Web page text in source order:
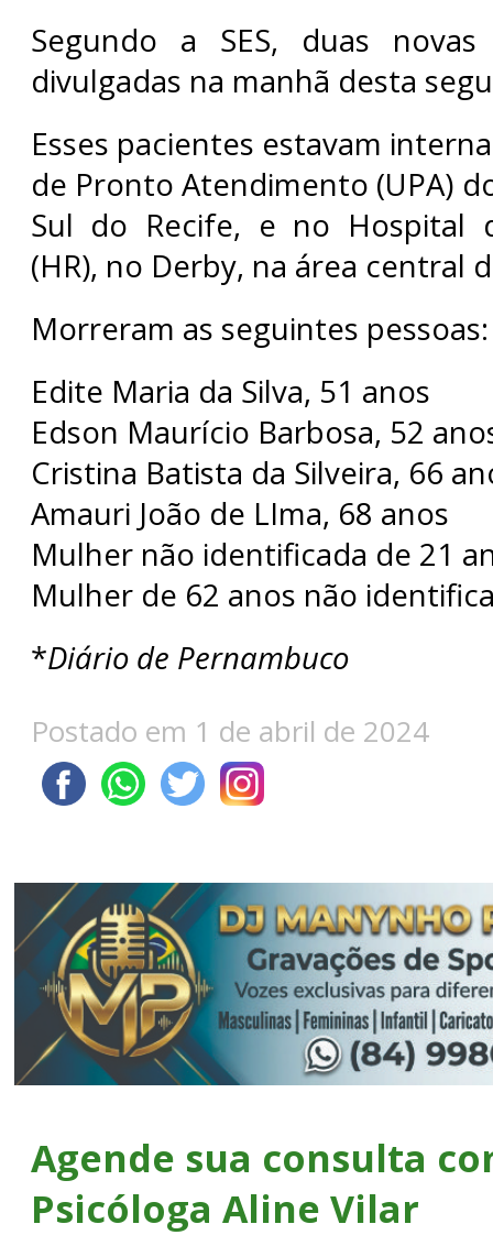
Segundo a SES, duas
divulgadas na manhã desta
Esses pacientes estavam
de Pronto Atendimento (UPA)
Sul do Recife, e no Hospital
(HR), no Derby, na área central
Morreram as seguintes pessoas:
Edite Maria da Silva, 51 anos
Edson Maurício Barbosa, 52
Cristina Batista da Silveira, 66
Amauri João de LIma, 68 anos
Mulher não identificada de 21
Mulher de 62 anos não
*Diário de Pernambuco
Postado em 1 de abril de 2024
Agende sua consulta
Psicóloga Aline Vilar